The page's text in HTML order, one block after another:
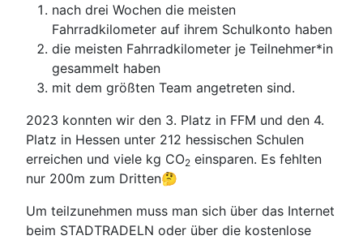
nach drei Wochen die meisten
Fahrradkilometer auf ihrem Schulkonto haben
die meisten Fahrradkilometer je Teilnehmer*in
gesammelt haben
mit dem größten Team angetreten sind.
2023 konnten wir den 3. Platz in FFM und den 4.
Platz in Hessen unter 212 hessischen Schulen
erreichen und viele kg CO2 einsparen. Es fehlten
nur 200m zum Dritten🤔
Um teilzunehmen muss man sich über das Internet
beim STADTRADELN oder über die kostenlose